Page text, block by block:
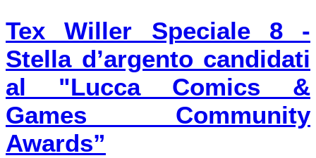
Tex Willer Speciale 8 -
Stella d’argento candidati
al "Lucca Comics &
Games Community
Awards”